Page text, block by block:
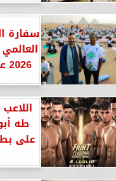
سفارة
2026 عند جوهرة مصر...
طه
على